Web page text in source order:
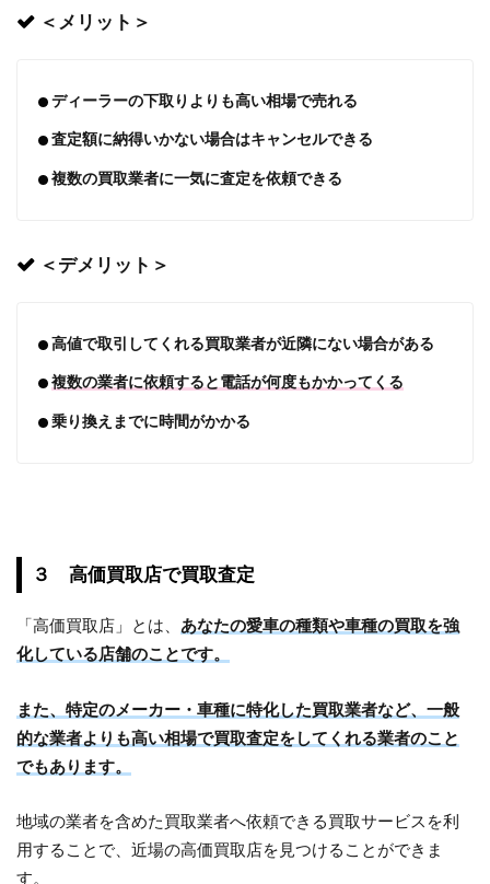
＜メリット＞
ディーラーの下取りよりも高い相場で売れる
査定額に納得いかない場合はキャンセルできる
複数の買取業者に一気に査定を依頼できる
＜デメリット＞
高値で取引してくれる買取業者が近隣にない場合がある
複数の業者に依頼すると電話が何度もかかってくる
乗り換えまでに時間がかかる
３ 高価買取店で買取査定
「高価買取店」とは、 あなたの愛車の種類や車種の買取を強
化している店舗のことです。
また、特定のメーカー・車種に特化した買取業者など、一般
的な業者よりも高い相場で買取査定をしてくれる業者のこと
でもあります。
地域の業者を含めた買取業者へ依頼できる買取サービスを利
用することで、近場の高価買取店を見つけることができま
す。